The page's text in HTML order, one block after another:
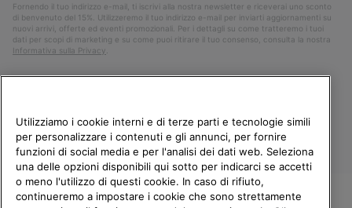
Fornendo il tuo indirizzo e-mail, ti iscrivi alla nostra newsletter e riceverai uno sconto
di benvenuto del 15%. Utilizzeremo il tuo indirizzo e-mail per inviarti aggiornamenti su
nuovi arrivi, offerte ed eventi promozionali. Per i dettagli su come tratteremo i tuoi
dati per scopi di marketing e su come puoi ritirare il tuo consenso, consulta la nostra
Informativa sulla Privacy
Italia
Utilizziamo i cookie interni e di terze parti e tecnologie simili
per personalizzare i contenuti e gli annunci, per fornire
funzioni di social media e per l'analisi dei dati web. Seleziona
una delle opzioni disponibili qui sotto per indicarci se accetti
o meno l'utilizzo di questi cookie. In caso di rifiuto,
continueremo a impostare i cookie che sono strettamente